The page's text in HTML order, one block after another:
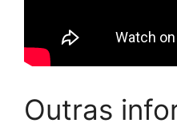
Outras